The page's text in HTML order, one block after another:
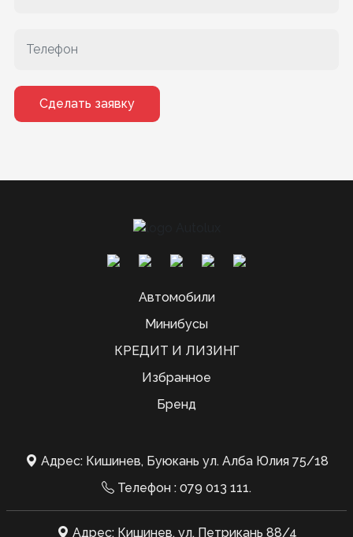
Сделать заявку
Автомобили
Минибусы
КРЕДИТ И ЛИЗИНГ
Избранное
Бренд
Адрес: Кишинев, Буюкань ул. Алба Юлия 75/18
Телефон : 079 013 111.
Адрес: Кишинев, ул. Петрикань 88/4